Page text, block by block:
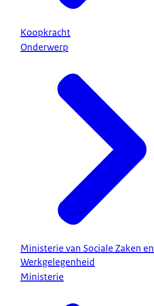
Koopkracht
Onderwerp
Ministerie van Sociale Zaken en
Werkgelegenheid
Ministerie